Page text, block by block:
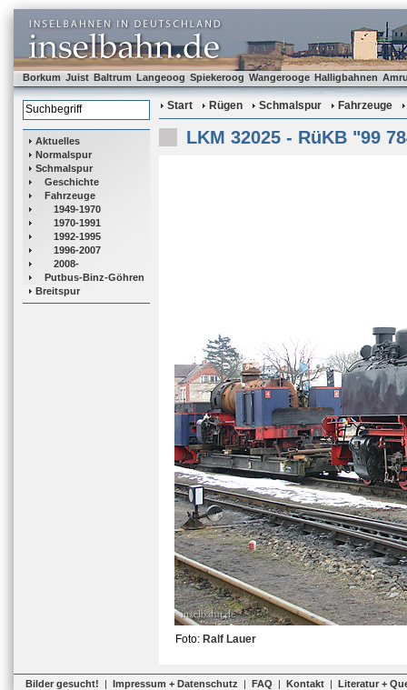
Borkum Juist Baltrum Langeoog Spiekeroog Wangerooge Halligbahnen
Aktuelles
Normalspur
Schmalspur
Geschichte
Fahrzeuge
1949-1970
1970-1991
1992-1995
1996-2007
2008-
Putbus-Binz-Göhren
Breitspur
Start Rügen Schmalspur Fahrzeuge
LKM 32025 - RüKB "99
Foto: Ralf Lauer
Bilder gesucht! | Impressum + Datenschutz | FAQ | Kontakt | Literatur +